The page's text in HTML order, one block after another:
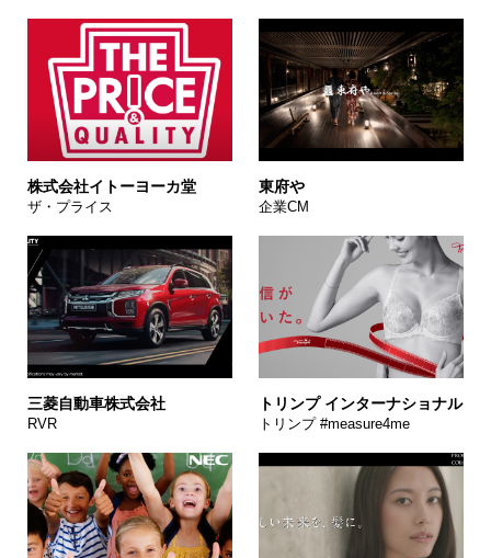
株式会社イトーヨーカ堂
ザ・プライス
東府や
企業CM
三菱自動車株式会社
RVR
トリンプ インターナショナル
トリンプ #measure4me​